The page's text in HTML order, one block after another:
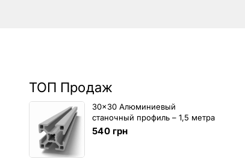
ТОП Продаж
30x30 Алюминиевый
станочный профиль – 1,5 метра
540 грн